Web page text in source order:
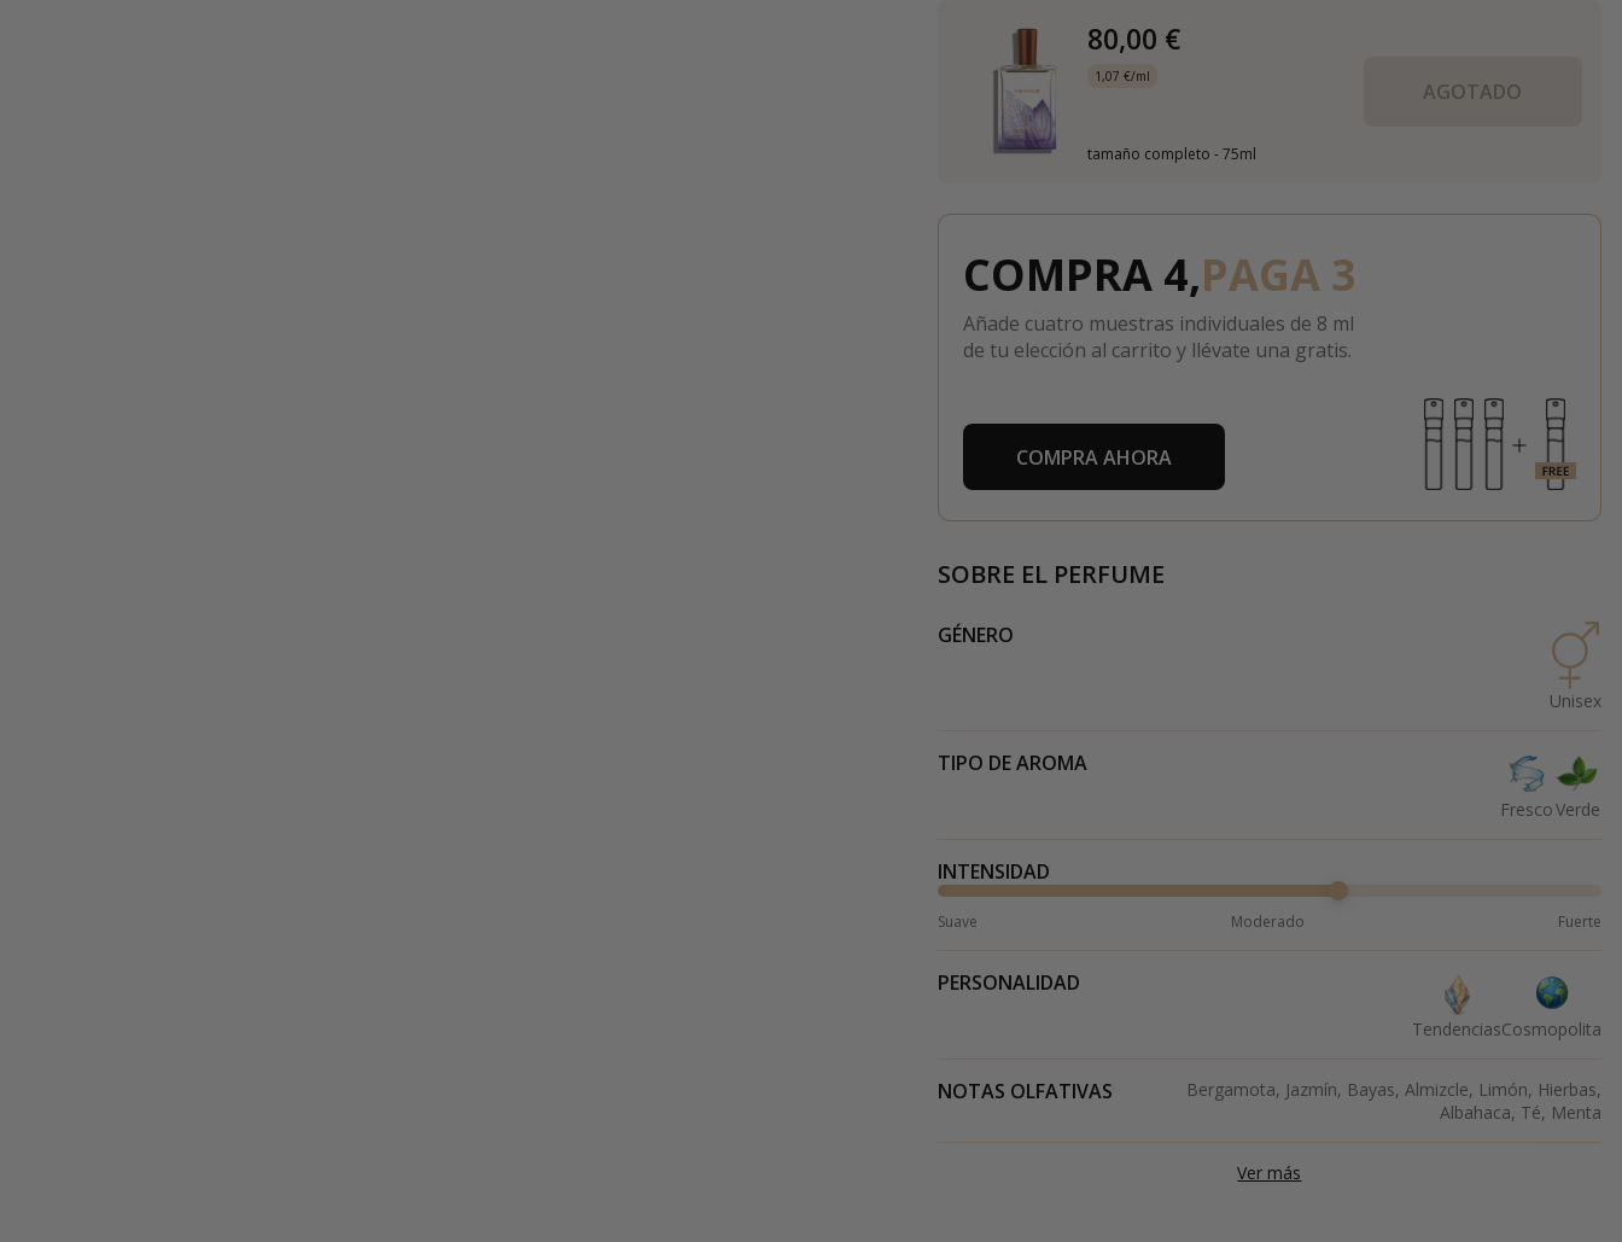
80,00 €
1,07 €/ml
tamaño completo - 75ml
AGOTADO
COMPRA 4,PAGA 3
Añade cuatro muestras individuales de 8 ml
de tu elección al carrito y llévate una gratis.
COMPRA AHORA
SOBRE EL PERFUME
GÉNERO
Unisex
TIPO DE AROMA
FrescoVerde
INTENSIDAD
Suave Moderado Fuerte
PERSONALIDAD
TendenciasCosmopolita
NOTAS OLFATIVAS
Bergamota, Jazmín, Bayas, Almizcle, Limón, Hierbas,
Albahaca, Té, Menta
Ver más